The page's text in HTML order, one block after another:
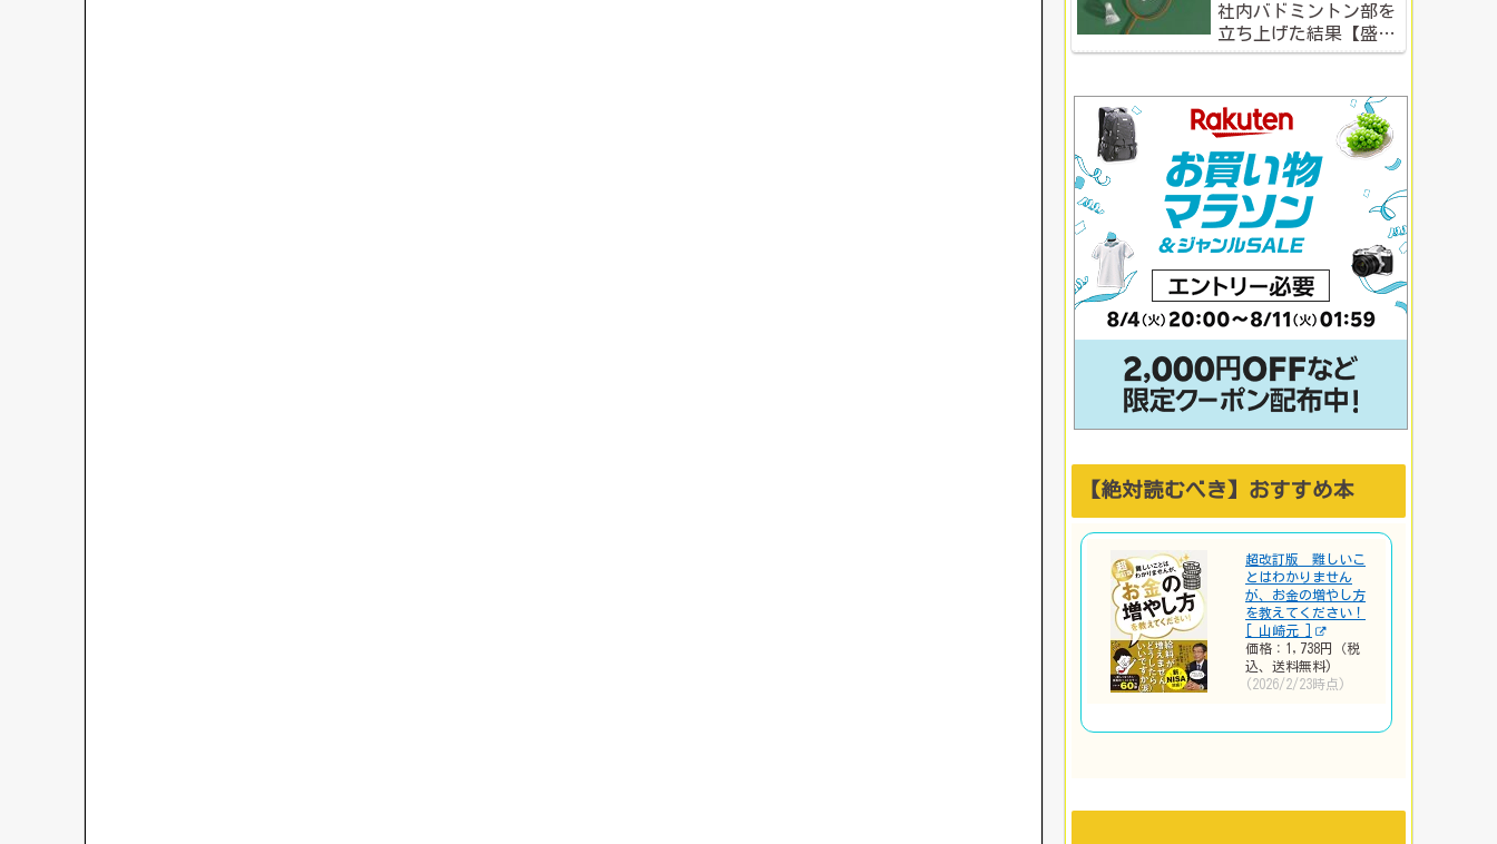
社内バドミントン部を
立ち上げた結果【盛り
上がる社内イベント成
【絶対読むべき】おすすめ本
超改訂版 難しいこ
とはわかりません
が、お金の増やし方
を教えてください！
[ 山崎元 ]
価格：1,738円（税
込、送料無料)
(2026/2/23時点)